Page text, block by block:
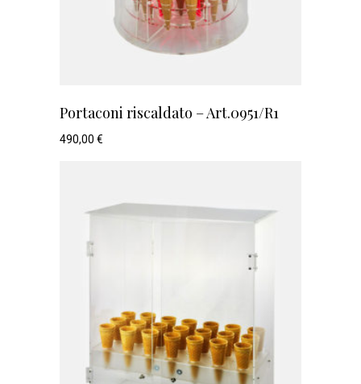
Portaconi riscaldato – Art.0951/R1
490,00 €